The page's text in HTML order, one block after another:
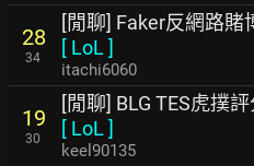
28
34
[閒聊] Faker反網路賭
[ LoL ]
itachi6060
19
30
[閒聊] BLG TES虎撲
[ LoL ]
keel90135